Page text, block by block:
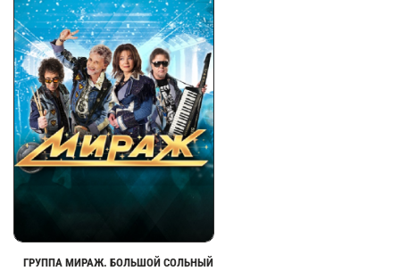
ГРУППА МИРАЖ. БОЛЬШОЙ СОЛЬНЫЙ